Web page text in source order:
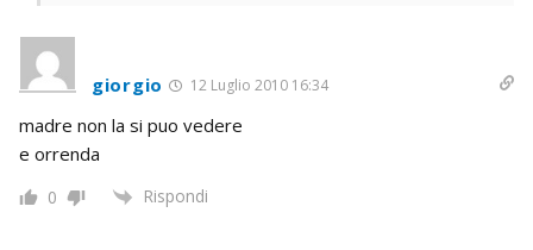
giorgio 12 Luglio 2010 16:34
madre non la si puo vedere
e orrenda
0 Rispondi